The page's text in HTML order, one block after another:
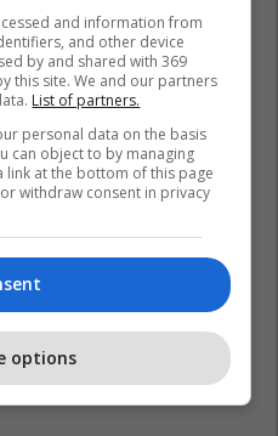
and information from
and other device
by and shared with 369
this site. We and our partners
List of partners.
personal data on the basis
can object to by managing
at the bottom of this page
withdraw consent in privacy
options